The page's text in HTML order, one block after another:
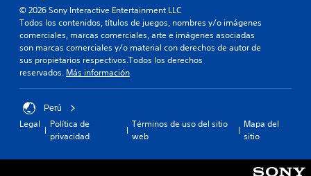
a
m
b
i
é
n
p
e
r
i
© 2026 Sony Interactive Entertainment LLC
Todos los contenidos, títulos de juegos, nombres y/o imágenes
comerciales, marcas comerciales, arte e imágenes asociadas
son marcas comerciales y/o material con derechos de autor de
sus propietarios respectivos.Todos los derechos
reservados. Más información
Perú
Legal
Política de
privacidad
Términos de uso del sitio
web
Mapa del
sitio